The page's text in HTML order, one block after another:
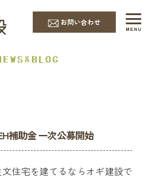
お問い合わせ
& NEWS
補助金 一次公募開始
住宅を建てるならオギ建設で